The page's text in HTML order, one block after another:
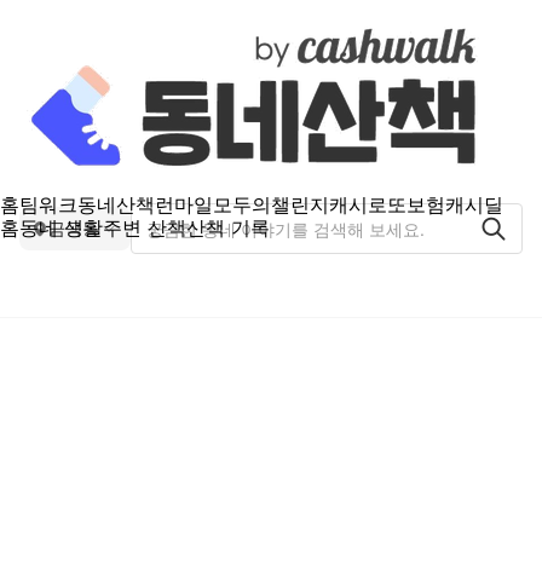
홈팀워크동네산책런마일모두의챌린지캐시로또보험캐시딜
홈동네 생활주변 산책산책 기록
금곡동